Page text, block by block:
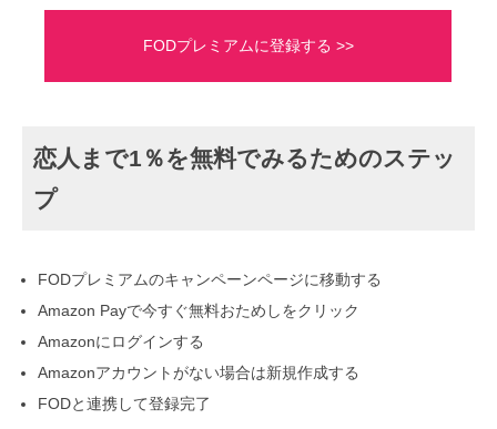
FODプレミアムに登録する >>
恋人まで1％を無料でみるためのステッ
プ
FODプレミアムのキャンペーンページに移動する
Amazon Payで今すぐ無料おためしをクリック
Amazonにログインする
Amazonアカウントがない場合は新規作成する
FODと連携して登録完了